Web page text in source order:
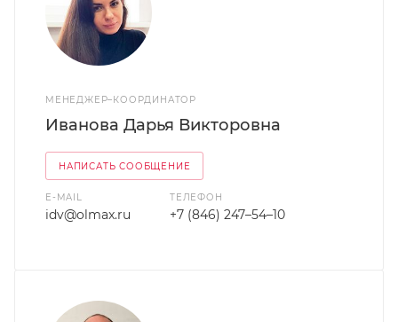
МЕНЕДЖЕР–КООРДИНАТОР
Иванова Дарья Викторовна
НАПИСАТЬ СООБЩЕНИЕ
E-MAIL
idv@olmax.ru
ТЕЛЕФОН
+7 (846) 247–54–10